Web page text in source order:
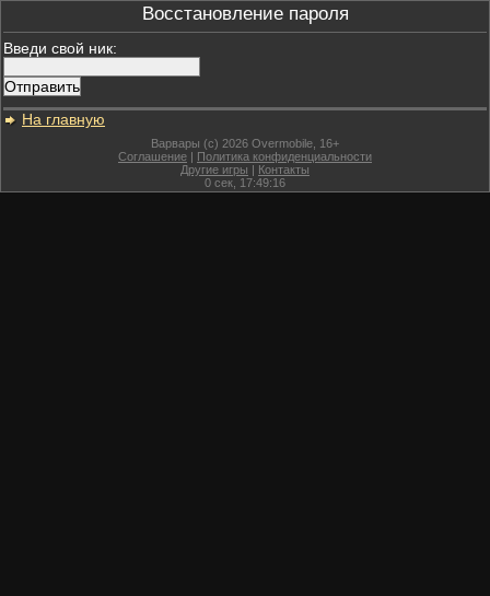
Восстановление пароля
Введи свой ник:
На главную
Варвары (c) 2026 Overmobile, 16+
Соглашение | Политика конфиденциальности
Другие игры | Контакты
0 сек, 17:49:16